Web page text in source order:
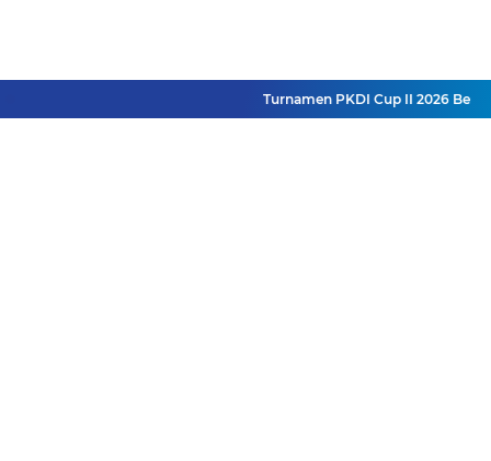
Turnamen PKDI Cup II 2026